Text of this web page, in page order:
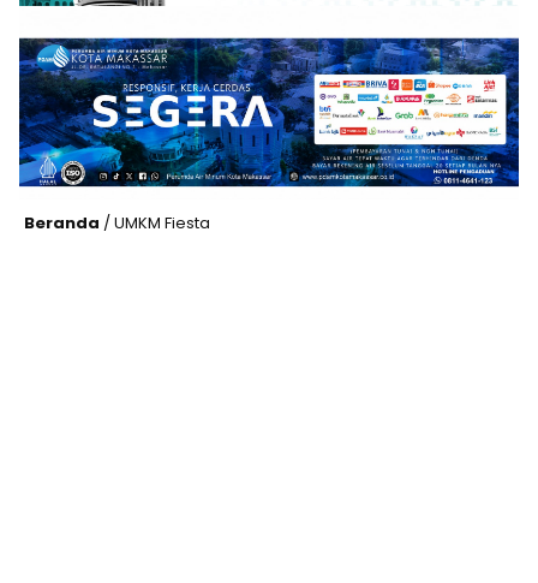
Beranda /UMKM Fiesta